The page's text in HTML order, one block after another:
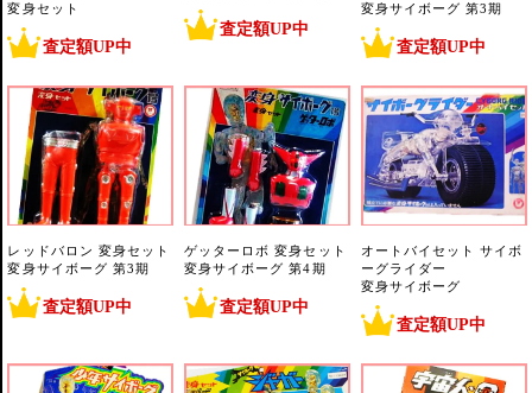
変身セット
査定額UP中
査定額UP中
変身サイボーグ 第3期
査定額UP中
レッドバロン 変身セット
変身サイボーグ 第3期
査定額UP中
ゲッターロボ 変身セット
変身サイボーグ 第4期
査定額UP中
オートバイセット サイボ
ーグライダー
変身サイボーグ
査定額UP中